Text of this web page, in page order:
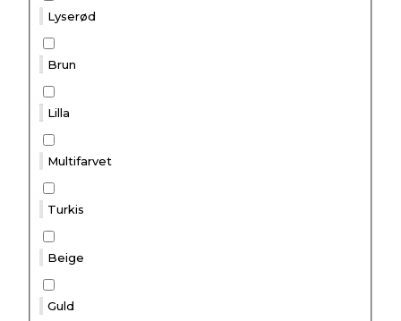
Lyserød
Brun
Lilla
Multifarvet
Turkis
Beige
Guld